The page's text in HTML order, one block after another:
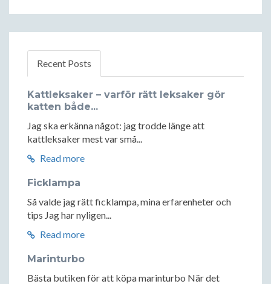
Recent Posts
Kattleksaker – varför rätt leksaker gör
katten både...
Jag ska erkänna något: jag trodde länge att
kattleksaker mest var små...
Read more
Ficklampa
Så valde jag rätt ficklampa, mina erfarenheter och
tips Jag har nyligen...
Read more
Marinturbo
Bästa butiken för att köpa marinturbo När det